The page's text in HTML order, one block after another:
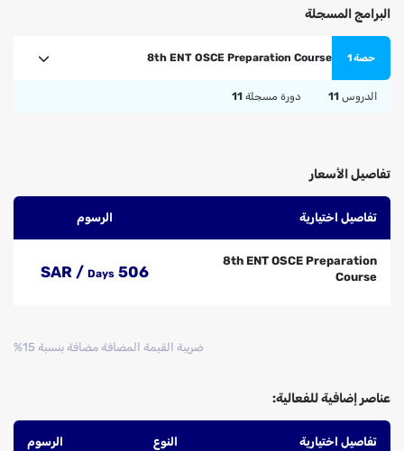
البرامج المسجلة
حصة 1 8th ENT OSCE Preparation Course
الدروس 11 دورة مسجلة 11
تفاصيل الأسعار
تفاصيل اختيارية الرسوم
8th ENT OSCE Preparation
Course
506 SAR /
Days
ضريبة القيمة المضافة مضافة بنسبة 15%
عناصر إضافية للفعالية:
تفاصيل اختيارية النوع الرسوم